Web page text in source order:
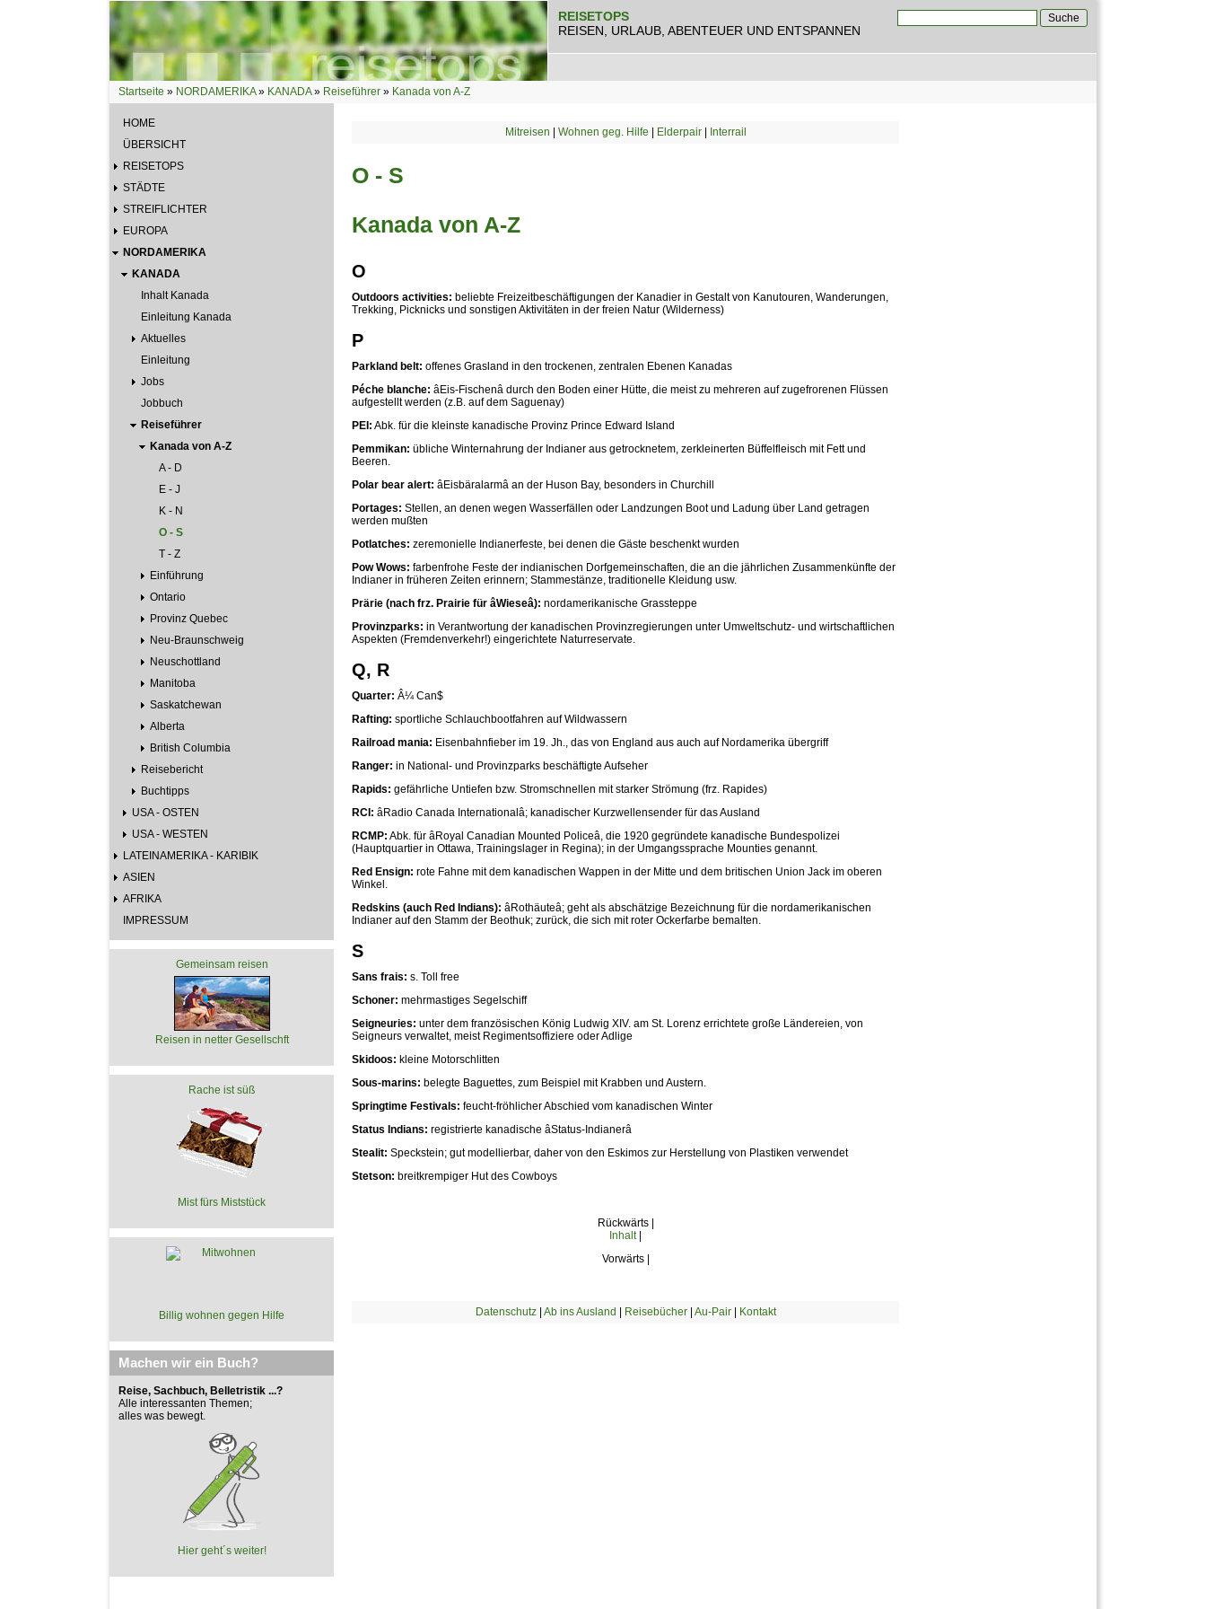
REISETOPS
REISEN, URLAUB, ABENTEUER UND ENTSPANNEN
Sie sind hier
Startseite » NORDAMERIKA» KANADA» Reiseführer » Kanada von A-Z
HOME
ÜBERSICHT
REISETOPS
STÄDTE
STREIFLICHTER
EUROPA
NORDAMERIKA
KANADA
Inhalt Kanada
Einleitung Kanada
Aktuelles
Einleitung
Jobs
Jobbuch
Reiseführer
Kanada von A-Z
A - D
E - J
K - N
O - S
T - Z
Einführung
Ontario
Provinz Quebec
Neu-Braunschweig
Neuschottland
Manitoba
Saskatchewan
Alberta
British Columbia
Reisebericht
Buchtipps
USA - OSTEN
USA - WESTEN
LATEINAMERIKA - KARIBIK
ASIEN
AFRIKA
IMPRESSUM
Gemeinsam reisen
Reisen in netter Gesellschft
Rache ist süß
Mist fürs Miststück
Billig wohnen gegen Hilfe
Machen wir ein Buch?
Reise, Sachbuch, Belletristik ...?
Alle interessanten Themen;
alles was bewegt.
Hier geht´s weiter!
Mitreisen Wohnen geg. Hilfe Elderpair| Interrail
O - S
Kanada von A-Z
O
Outdoors activities: beliebte Freizeitbeschäftigungen der Kanadier in Gestalt von Kanutouren, Wanderungen,
Trekking, Picknicks und sonstigen Aktivitäten in der freien Natur (Wilderness)
P
Parkland belt: offenes Grasland in den trockenen, zentralen Ebenen Kanadas
Péche blanche: âEis-Fischenâ durch den Boden einer Hütte, die meist zu mehreren auf zugefrorenen Flüssen
aufgestellt werden (z.B. auf dem Saguenay)
PEI: Abk. für die kleinste kanadische Provinz Prince Edward Island
Pemmikan: übliche Winternahrung der Indianer aus getrocknetem, zerkleinerten Büffelfleisch mit Fett und
Beeren.
Polar bear alert: âEisbäralarmâ an der Huson Bay, besonders in Churchill
Portages: Stellen, an denen wegen Wasserfällen oder Landzungen Boot und Ladung über Land getragen
werden mußten
Potlatches: zeremonielle Indianerfeste, bei denen die Gäste beschenkt wurden
Pow Wows: farbenfrohe Feste der indianischen Dorfgemeinschaften, die an die jährlichen Zusammenkünfte der
Indianer in früheren Zeiten erinnern; Stammestänze, traditionelle Kleidung usw.
Prärie (nach frz. Prairie für âWieseâ): nordamerikanische Grassteppe
Provinzparks: in Verantwortung der kanadischen Provinzregierungen unter Umweltschutz- und wirtschaftlichen
Aspekten (Fremdenverkehr!) eingerichtete Naturreservate.
Q, R
Quarter: Â¼ Can$
Rafting: sportliche Schlauchbootfahren auf Wildwassern
Railroad mania: Eisenbahnfieber im 19. Jh., das von England aus auch auf Nordamerika übergriff
Ranger: in National- und Provinzparks beschäftigte Aufseher
Rapids: gefährliche Untiefen bzw. Stromschnellen mit starker Strömung (frz. Rapides)
RCI: âRadio Canada Internationalâ; kanadischer Kurzwellensender für das Ausland
RCMP: Abk. für âRoyal Canadian Mounted Policeâ, die 1920 gegründete kanadische Bundespolizei
(Hauptquartier in Ottawa, Trainingslager in Regina); in der Umgangssprache Mounties genannt.
Red Ensign: rote Fahne mit dem kanadischen Wappen in der Mitte und dem britischen Union Jack im oberen
Winkel.
Redskins (auch Red Indians): âRothäuteâ; geht als abschätzige Bezeichnung für die nordamerikanischen
Indianer auf den Stamm der Beothuk; zurück, die sich mit roter Ockerfarbe bemalten.
S
Sans frais: s. Toll free
Schoner: mehrmastiges Segelschiff
Seigneuries: unter dem französischen König Ludwig XIV. am St. Lorenz errichtete große Ländereien, von
Seigneurs verwaltet, meist Regimentsoffiziere oder Adlige
Skidoos: kleine Motorschlitten
Sous-marins: belegte Baguettes, zum Beispiel mit Krabben und Austern.
Springtime Festivals: feucht-fröhlicher Abschied vom kanadischen Winter
Status Indians: registrierte kanadische âStatus-Indianerâ
Stealit: Speckstein; gut modellierbar, daher von den Eskimos zur Herstellung von Plastiken verwendet
Stetson: breitkrempiger Hut des Cowboys
Rückwärts |
Inhalt|
Vorwärts |
Datenschutz| Ab ins Ausland Reisebücher| Au-Pair| Kontakt